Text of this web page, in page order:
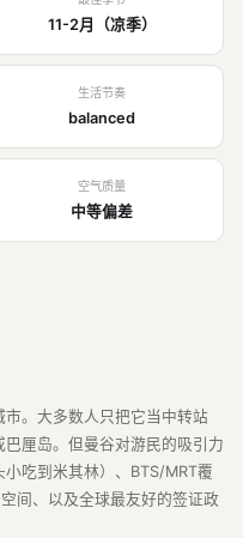
11-2月（凉季）
生活节奏
balanced
空气质量
中等偏差
。大多数人只把它当中转站
厘岛。但曼谷对游民的吸引力
吃到米其林）、BTS/MRT覆
间、以及全球最友好的签证政